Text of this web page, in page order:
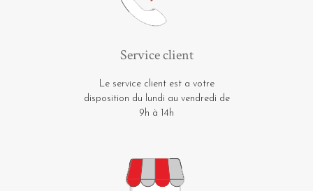
Service client
Le service client est a votre
disposition du lundi au vendredi de
9h à 14h